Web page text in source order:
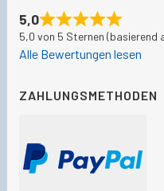
5,0
5,0 von 5 Sternen (basierend
Alle Bewertungen lesen
ZAHLUNGSMETHODEN